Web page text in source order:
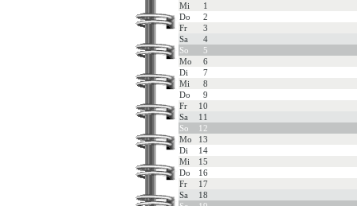
Mi
1
Do
2
Fr
3
Sa
4
So
5
Mo
6
Di
7
Mi
8
Do
9
Fr
10
Sa
11
So
12
Mo
13
Di
14
Mi
15
Do
16
Fr
17
Sa
18